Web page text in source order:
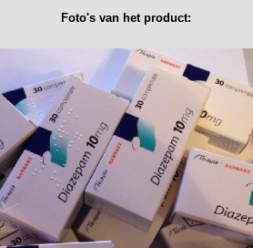
Foto's van het product: